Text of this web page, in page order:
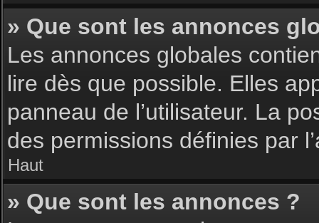
» Que sont les annonces
Les annonces globales
lire dès que possible. Elles
panneau de l’utilisateur. La
des permissions définies par
Haut
» Que sont les annonces ?